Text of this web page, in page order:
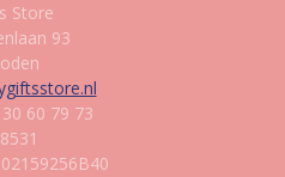
Store
93
60 79 73